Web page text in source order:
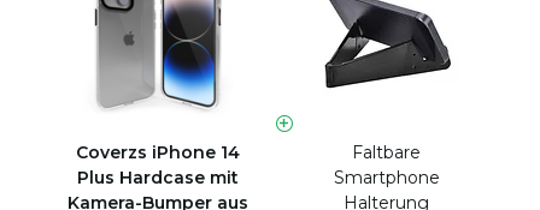
Coverzs iPhone 14
Plus Hardcase mit
Kamera-Bumper aus
Faltbare
Smartphone
Halterung